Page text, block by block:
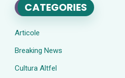
CATEGORIES
Articole
Breaking News
Cultura Altfel